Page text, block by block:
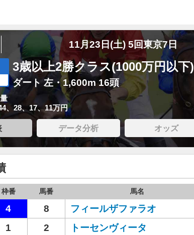
11月23日(土) 5回東京7日
3歳以上2勝クラス(1000万円以下)
ダート 左・1,600m 16頭
、28、17、11万円
データ分析 オッズ
枠番 馬番 馬名
4 8 フィールザファラオ
1 2 トーセンヴィータ